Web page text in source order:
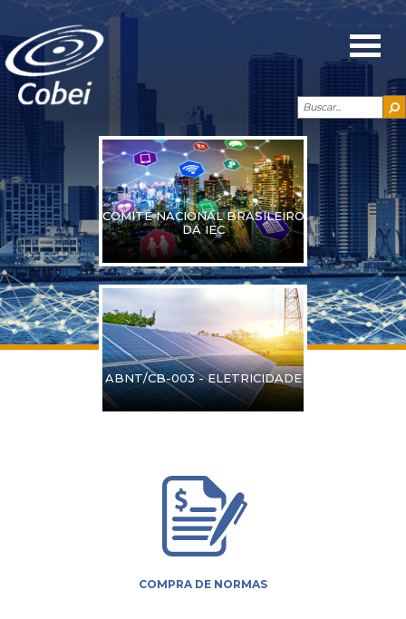
COMITÊ NACIONAL BRASILEIRO
DA IEC
ABNT/CB-003 - ELETRICIDADE
COMPRA DE NORMAS